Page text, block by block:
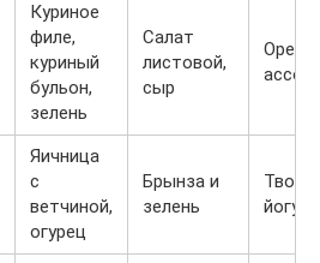
Куриное
филе,
куриный
бульон,
зелень
Салат
листовой,
сыр
Яичница
с
ветчиной,
огурец
Брынза и
зелень
йогурт